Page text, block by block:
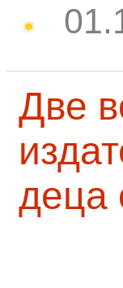
Две
деца